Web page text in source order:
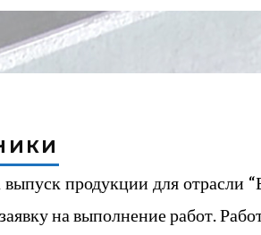
продукции для отрасли
на выполнение работ.